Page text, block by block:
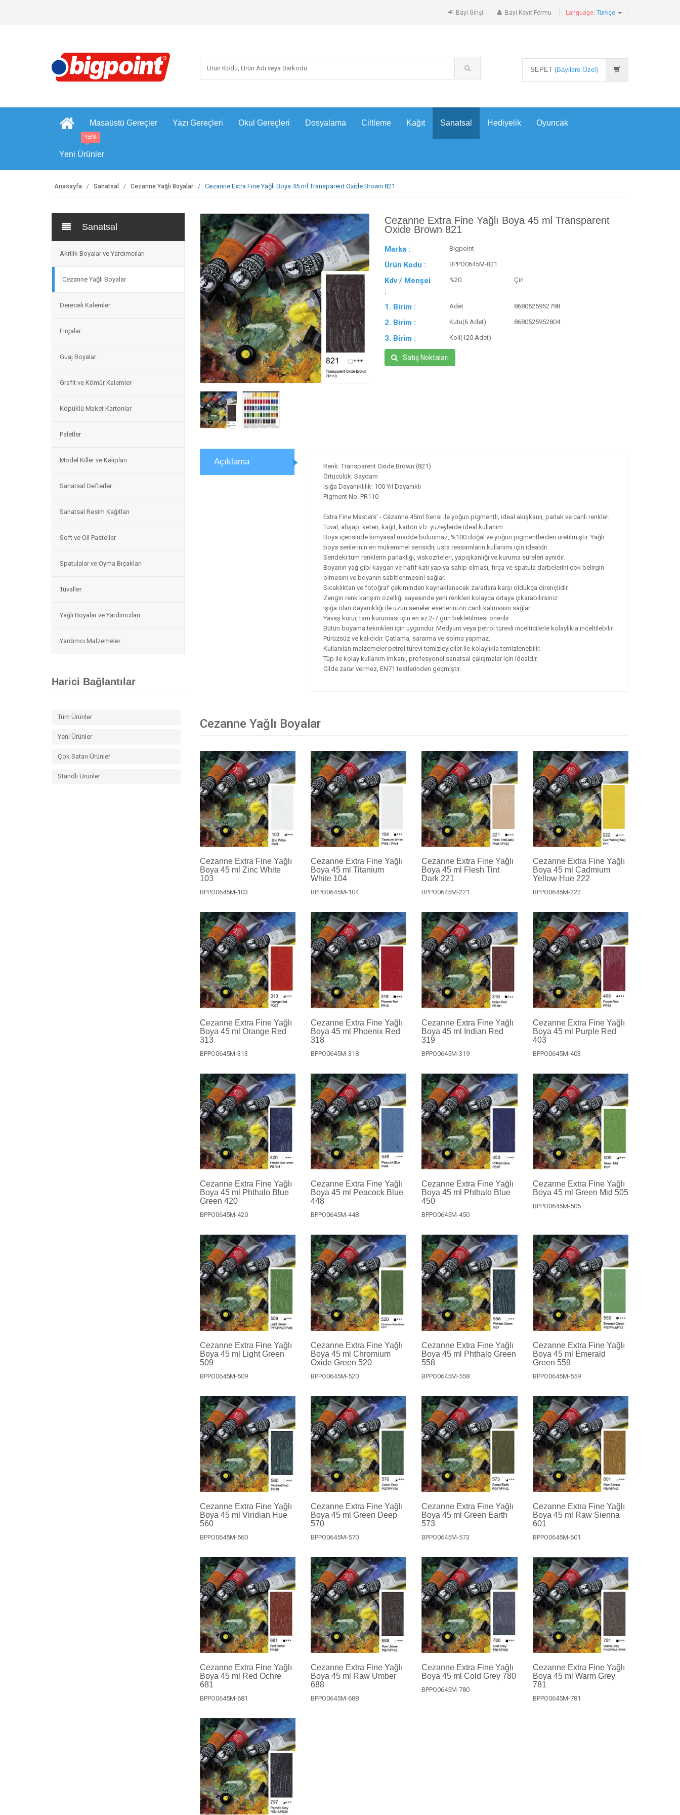
Bayi Girişi Bayi Kayıt Formu Language: Türkçe
SEPET (Bayilere Özel)
Masaüstü Gereçler Yazı Gereçleri Okul Gereçleri Dosyalama Ciltleme Kağıt Sanatsal Hediyelik Oyuncak
Yeni Ürünler
YENİ
Anasayfa Sanatsal Cezanne Yağlı Boyalar Cezanne Extra Fine Yağlı Boya 45 ml Transparent Oxide Brown 821
Sanatsal
Akrilik Boyalar ve Yardımcıları
Cezanne Yağlı Boyalar
Dereceli Kalemler
Fırçalar
Guaj Boyalar
Grafit ve Kömür Kalemler
Köpüklü Maket Kartonlar
Paletler
Model Killer ve Kalıpları
Sanatsal Defterler
Sanatsal Resim Kağıtları
Soft ve Oil Pasteller
Spatulalar ve Oyma Bıçakları
Tuvaller
Yağlı Boyalar ve Yardımcıları
Yardımcı Malzemeler
Harici Bağlantılar
Tüm Ürünler
Yeni Ürünler
Çok Satan Ürünler
Standlı Ürünler
Cezanne Extra Fine Yağlı Boya 45 ml Transparent
Oxide Brown 821
Marka : Bigpoint
Ürün Kodu : BPPO0645M-821
Kdv / Menşei
:
%20 Çin
1. Birim : Adet 8680525952798
2. Birim : Kutu(6 Adet) 8680525952804
3. Birim : Koli(120 Adet)
Satış Noktaları
Açıklama
Renk: Transparent Oxide Brown (821)
Örtücülük: Saydam
Işığa Dayanıklılık: 100 Yıl Dayanıklı
Pigment No: PR110
Extra Fine Masters' - Cézanne 45ml Serisi ile yoğun pigmentli, ideal akışkanlı, parlak ve canlı renkler.
Tuval, ahşap, keten, kağıt, karton v.b. yüzeylerde ideal kullanım.
Boya içerisinde kimyasal madde bulunmaz, %100 doğal ve yoğun pigmentlerden üretilmiştir. Yağlı
boya serilerinin en mükemmel serisidir, usta ressamların kullanımı için idealdir.
Serideki tüm renklerin parlaklığı, viskoziteleri, yapışkanlığı ve kuruma süreleri aynıdır.
Boyanın yağ gibi kaygan ve hafif katı yapıya sahip olması, fırça ve spatula darbelerini çok belirgin
olmasını ve boyanın sabitlenmesini sağlar.
Sıcaklıktan ve fotoğraf çekiminden kaynaklanacak zararlara karşı oldukça dirençlidir.
Zengin renk karışım özelliği sayesinde yeni renkleri kolayca ortaya çıkarabilirsiniz.
Işığa olan dayanıklığı ile uzun seneler eserlerinizin canlı kalmasını sağlar.
Yavaş kurur, tam kuruması için en az 2-7 gün bekletilmesi önerilir.
Bütün boyama teknikleri için uygundur. Medyum veya petrol türevli incelticilerle kolaylıkla inceltilebilir.
Pürüzsüz ve kalıcıdır. Çatlama, sararma ve solma yapmaz.
Kullanılan malzemeler petrol türevi temizleyiciler ile kolaylıkla temizlenebilir.
Tüp ile kolay kullanım imkanı, profesyonel sanatsal çalışmalar için idealdir.
Cilde zarar vermez, EN71 testlerinden geçmiştir.
Cezanne Yağlı Boyalar
Cezanne Extra Fine Yağlı
Boya 45 ml Zinc White
103
BPPO0645M-103
Cezanne Extra Fine Yağlı
Boya 45 ml Titanium
White 104
BPPO0645M-104
Cezanne Extra Fine Yağlı
Boya 45 ml Flesh Tint
Dark 221
BPPO0645M-221
Cezanne Extra Fine Yağlı
Boya 45 ml Cadmium
Yellow Hue 222
BPPO0645M-222
Cezanne Extra Fine Yağlı
Boya 45 ml Orange Red
313
BPPO0645M-313
Cezanne Extra Fine Yağlı
Boya 45 ml Phoenix Red
318
BPPO0645M-318
Cezanne Extra Fine Yağlı
Boya 45 ml Indian Red
319
BPPO0645M-319
Cezanne Extra Fine Yağlı
Boya 45 ml Purple Red
403
BPPO0645M-403
Cezanne Extra Fine Yağlı
Boya 45 ml Phthalo Blue
Green 420
BPPO0645M-420
Cezanne Extra Fine Yağlı
Boya 45 ml Peacock Blue
448
BPPO0645M-448
Cezanne Extra Fine Yağlı
Boya 45 ml Phthalo Blue
450
BPPO0645M-450
Cezanne Extra Fine Yağlı
Boya 45 ml Green Mid 505
BPPO0645M-505
Cezanne Extra Fine Yağlı
Boya 45 ml Light Green
509
BPPO0645M-509
Cezanne Extra Fine Yağlı
Boya 45 ml Chromium
Oxide Green 520
BPPO0645M-520
Cezanne Extra Fine Yağlı
Boya 45 ml Phthalo Green
558
BPPO0645M-558
Cezanne Extra Fine Yağlı
Boya 45 ml Emerald
Green 559
BPPO0645M-559
Cezanne Extra Fine Yağlı
Boya 45 ml Viridian Hue
560
BPPO0645M-560
Cezanne Extra Fine Yağlı
Boya 45 ml Green Deep
570
BPPO0645M-570
Cezanne Extra Fine Yağlı
Boya 45 ml Green Earth
573
BPPO0645M-573
Cezanne Extra Fine Yağlı
Boya 45 ml Raw Sienna
601
BPPO0645M-601
Cezanne Extra Fine Yağlı
Boya 45 ml Red Ochre
681
BPPO0645M-681
Cezanne Extra Fine Yağlı
Boya 45 ml Raw Umber
688
BPPO0645M-688
Cezanne Extra Fine Yağlı
Boya 45 ml Cold Grey 780
BPPO0645M-780
Cezanne Extra Fine Yağlı
Boya 45 ml Warm Grey
781
BPPO0645M-781